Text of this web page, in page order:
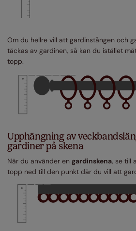
Om du hellre vill att gardinstången och
täckas av gardinen, så kan du istället
topp.
Upphängning av
gardiner på skena
När du använder en gardinskena, se till
topp ned till den punkt där du vill att